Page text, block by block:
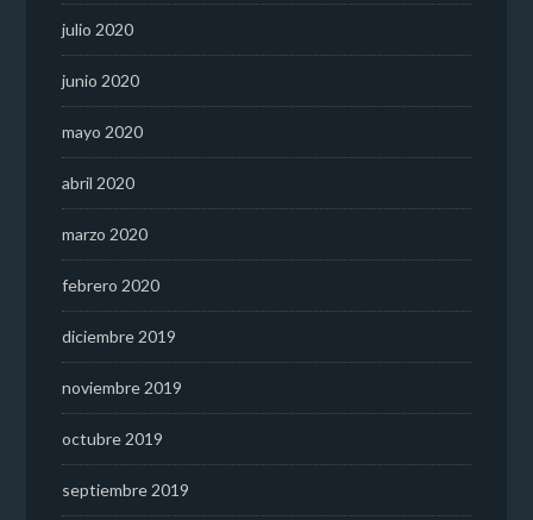
julio 2020
junio 2020
mayo 2020
abril 2020
marzo 2020
febrero 2020
diciembre 2019
noviembre 2019
octubre 2019
septiembre 2019